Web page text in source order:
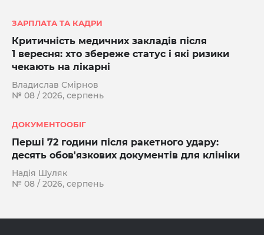
ЗАРПЛАТА ТА КАДРИ
Критичність медичних закладів після
1 вересня: хто збереже статус і які ризики
чекають на лікарні
Владислав Смірнов
№ 08 / 2026, серпень
ДОКУМЕНТООБІГ
Перші 72 години після ракетного удару:
десять обов'язкових документів для клініки
Надія Шуляк
№ 08 / 2026, серпень